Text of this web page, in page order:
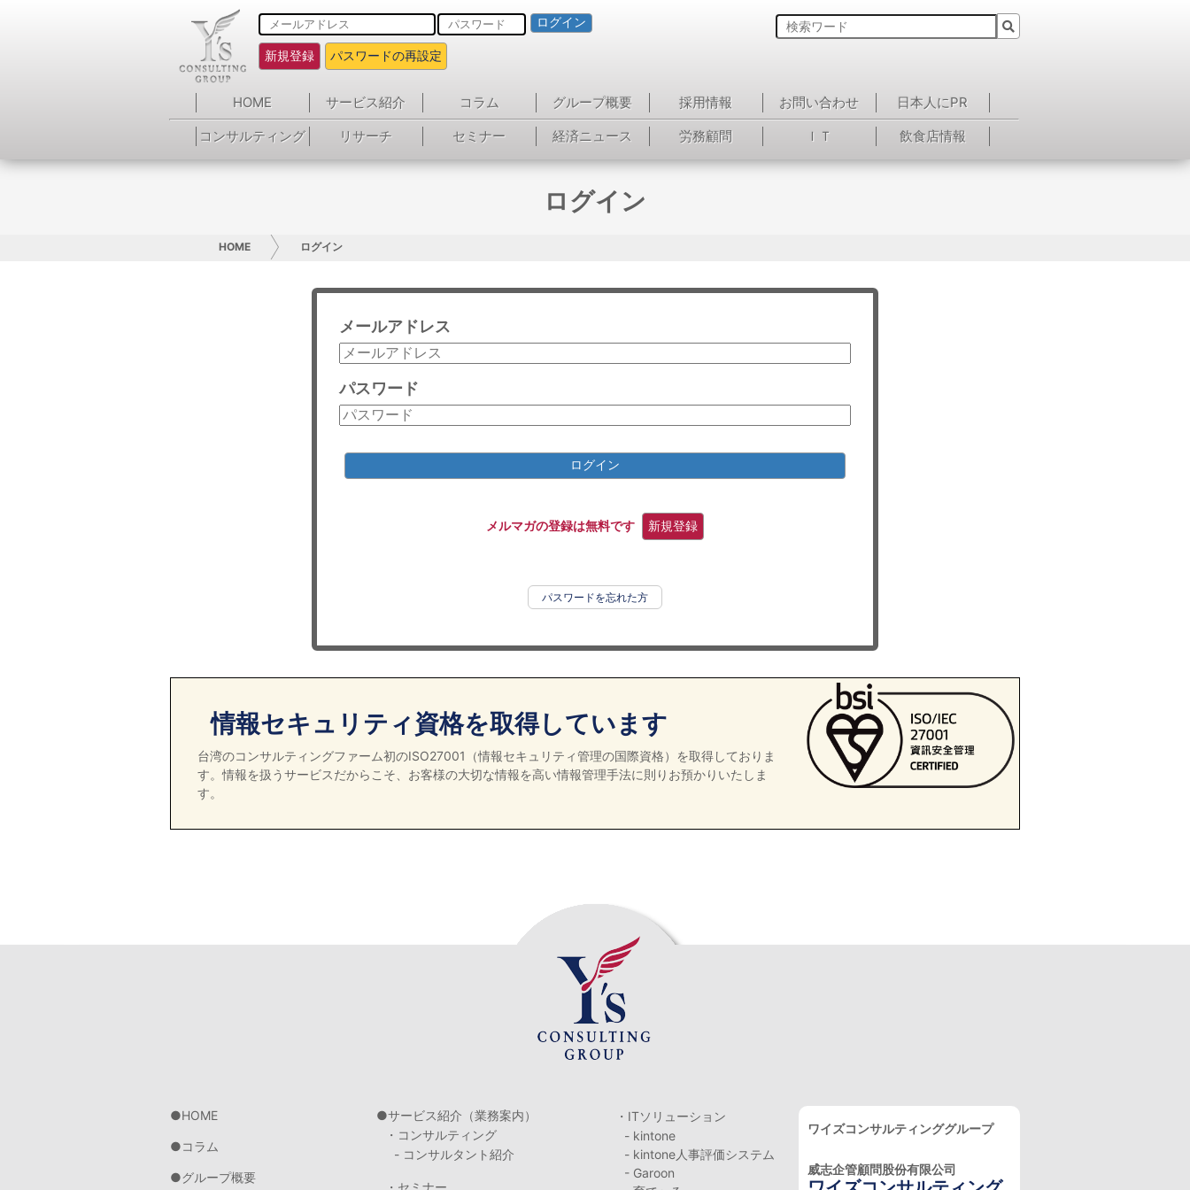
ログイン
新規登録 パスワードの再設定
HOME サービス紹介 コラム グループ概要 採用情報 お問い合わせ
日本人にPR
コンサルティング
リサーチ セミナー 経済ニュース 労務顧問 ＩＴ 飲食店情報
ログイン
HOME ログイン
メールアドレス
パスワード
ログイン
メルマガの登録は無料です 新規登録
パスワードを忘れた方
情報セキュリティ資格を取得しています
台湾のコンサルティングファーム初のISO27001（情報セキュリティ管理の国際資格）を取得しておりま
す。情報を扱うサービスだからこそ、お客様の大切な情報を高い情報管理手法に則りお預かりいたしま
す。
HOME
コラム
グループ概要
サービス紹介（業務案内）
・コンサルティング
- コンサルタント紹介
・セミナー
・ITソリューション
- kintone
- kintone人事評価システム
- Garoon
ワイズコンサルティンググループ
威志企管顧問股份有限公司